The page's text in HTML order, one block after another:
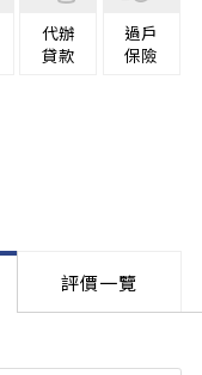
代辦
貸款
過戶
保險
評價一覽